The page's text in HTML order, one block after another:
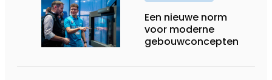
Een nieuwe norm
voor moderne
gebouwconcepten